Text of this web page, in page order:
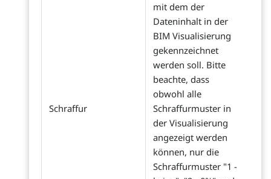
Schraffur
mit dem der
Dateninhalt in der
BIM Visualisierung
gekennzeichnet
werden soll. Bitte
beachte, dass
obwohl alle
Schraffurmuster in
der Visualisierung
angezeigt werden
können, nur die
Schraffurmuster "1 -